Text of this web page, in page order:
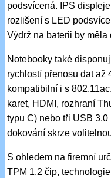
podsvícená. IPS
rozlišení s LED
Výdrž na baterii by měla
Notebooky také
rychlostí přenosu dat až
kompatibilní i s
karet, HDMI, rozhraní
typu C) nebo tři USB
dokování skrze
S ohledem na firemní
TPM 1.2 čip,